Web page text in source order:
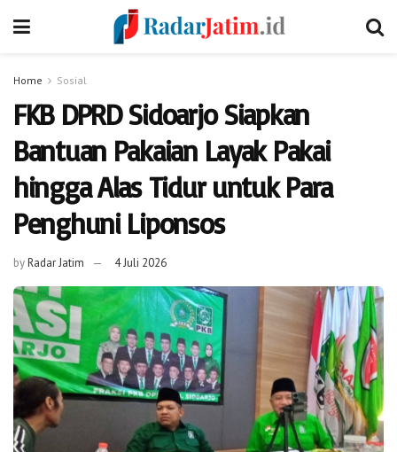
Home Sosial
FKB DPRD Sidoarjo Siapkan
Bantuan Pakaian Layak Pakai
hingga Alas Tidur untuk Para
Penghuni Liponsos
byRadar Jatim 4 Juli 2026